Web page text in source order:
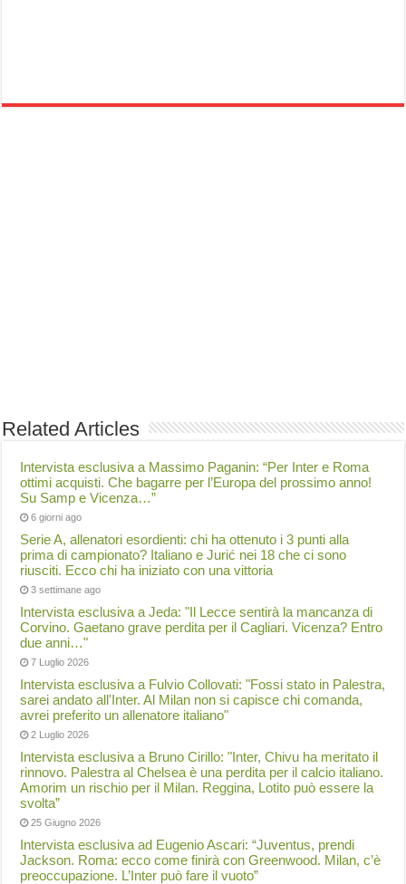
Related Articles
Intervista esclusiva a Massimo Paganin: “Per Inter e Roma
ottimi acquisti. Che bagarre per l’Europa del prossimo anno!
Su Samp e Vicenza…”
6 giorni ago
Serie A, allenatori esordienti: chi ha ottenuto i 3 punti alla
prima di campionato? Italiano e Jurić nei 18 che ci sono
riusciti. Ecco chi ha iniziato con una vittoria
3 settimane ago
Intervista esclusiva a Jeda: "Il Lecce sentirà la mancanza di
Corvino. Gaetano grave perdita per il Cagliari. Vicenza? Entro
due anni…"
7 Luglio 2026
Intervista esclusiva a Fulvio Collovati: "Fossi stato in Palestra,
sarei andato all'Inter. Al Milan non si capisce chi comanda,
avrei preferito un allenatore italiano"
2 Luglio 2026
Intervista esclusiva a Bruno Cirillo: "Inter, Chivu ha meritato il
rinnovo. Palestra al Chelsea è una perdita per il calcio italiano.
Amorim un rischio per il Milan. Reggina, Lotito può essere la
svolta”
25 Giugno 2026
Intervista esclusiva ad Eugenio Ascari: “Juventus, prendi
Jackson. Roma: ecco come finirà con Greenwood. Milan, c’è
preoccupazione. L’Inter può fare il vuoto”